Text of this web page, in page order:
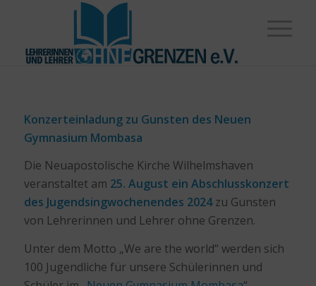
Konzerteinladung zu Gunsten des Neuen
Gymnasium Mombasa
Die Neuapostolische Kirche Wilhelmshaven
veranstaltet am 25. August ein Abschlusskonzert
des Jugendsingwochenendes 2024zu Gunsten
von Lehrerinnen und Lehrer ohne Grenzen.
Unter dem Motto „We are the world“ werden sich
100 Jugendliche für unsere Schülerinnen und